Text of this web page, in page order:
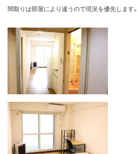
間取りは部屋により違うので現況を優先します。